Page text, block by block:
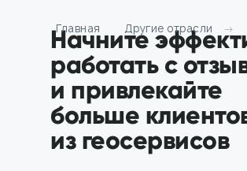
Начните
работать с
и привлекайте
больше
из геосервисов
Другие отрасли
Главная →